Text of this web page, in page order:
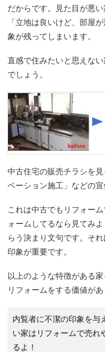
だからです。見た目が悪
「立地は良いけど、部屋
象が残ってしまいます。
直感で住みたいと思えな
でしょう。
中古住宅の販売チラシを
ベーション施工」などの宣
これは中古でもリフォー
ォームしてるなら見てみ
らう決まり文句です。そ
印象が重要です。
以上のような特徴がある
リフォームをする価値があ
内覧者に不潔の印象を与
い家はリフォームで売れ
るよ！